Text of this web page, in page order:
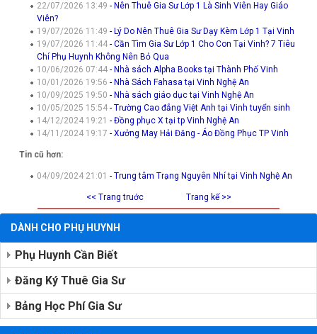
22/07/2026 13:49- Nên Thuê Gia Sư Lớp 1 Là Sinh Viên Hay Giáo
Viên?
19/07/2026 11:49- Lý Do Nên Thuê Gia Sư Dạy Kèm Lớp 1 Tại Vinh
19/07/2026 11:44-Cần Tìm Gia Sư Lớp 1 Cho Con Tại Vinh? 7 Tiêu
Chí Phụ Huynh Không Nên Bỏ Qua
10/06/2026 07:44- Nhà sách Alpha Books tại Thành Phố Vinh
10/01/2026 19:56- Nhà Sách Fahasa tại Vinh Nghệ An
10/09/2025 19:50- Nhà sách giáo dục tại Vinh Nghệ An
10/05/2025 15:54-Trường Cao đẳng Việt Anh tại Vinh tuyển sinh
14/12/2024 19:21-Đồng phục X tại tp Vinh Nghệ An
14/11/2024 19:17-Xưởng May Hải Đăng - Áo Đồng Phục TP Vinh
Tin cũ hơn:
04/09/2024 21:01-Trung tâm Trạng Nguyên Nhí tại Vinh Nghệ An
<< Trang truớc Trang kế >>
DÀNH CHO PHỤ HUYNH
Phụ Huynh Cần Biết
Đăng Ký Thuê Gia Sư
Bảng Học Phí Gia Sư